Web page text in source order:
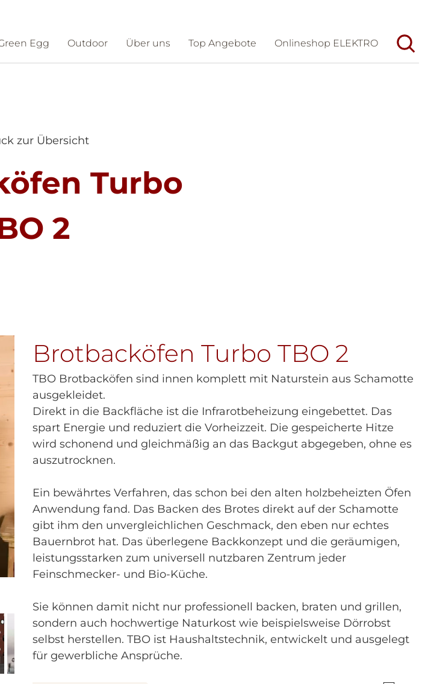
Egg Outdoor Über uns Top Angebote Onlineshop ELEKTRO
zur Übersicht
Turbo
2
Brotbacköfen Turbo TBO 2
TBO Brotbacköfen sind innen komplett mit Naturstein aus Schamotte
ausgekleidet.
Direkt in die Backfläche ist die Infrarotbeheizung eingebettet. Das
spart Energie und reduziert die Vorheizzeit. Die gespeicherte Hitze
wird schonend und gleichmäßig an das Backgut abgegeben, ohne es
auszutrocknen.
Ein bewährtes Verfahren, das schon bei den alten holzbeheizten Öfen
Anwendung fand. Das Backen des Brotes direkt auf der Schamotte
gibt ihm den unvergleichlichen Geschmack, den eben nur echtes
Bauernbrot hat. Das überlegene Backkonzept und die geräumigen,
leistungsstarken zum universell nutzbaren Zentrum jeder
Feinschmecker- und Bio-Küche.
Sie können damit nicht nur professionell backen, braten und grillen,
sondern auch hochwertige Naturkost wie beispielsweise Dörrobst
selbst herstellen. TBO ist Haushaltstechnik, entwickelt und ausgelegt
für gewerbliche Ansprüche.